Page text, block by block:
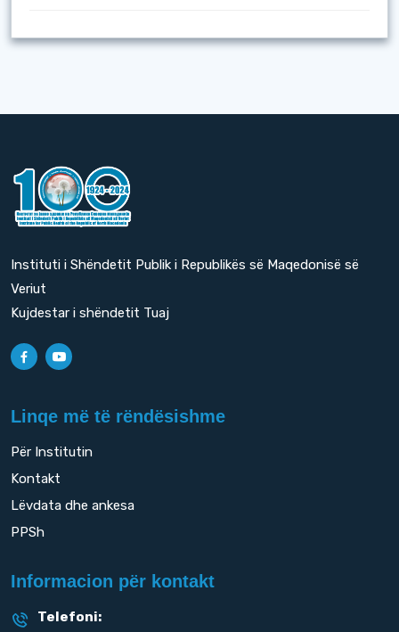
Instituti i Shëndetit Publik i Republikës së Maqedonisë së
Veriut
Kujdestar i shëndetit Tuaj
Linqe më të rëndësishme
Për Institutin
Kontakt
Lëvdata dhe ankesa
PPSh
Informacion për kontakt
Telefoni: